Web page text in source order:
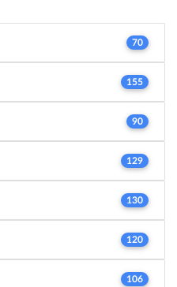
70
155
90
129
130
120
106